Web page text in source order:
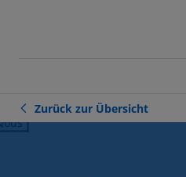
Zurück zur Übersicht